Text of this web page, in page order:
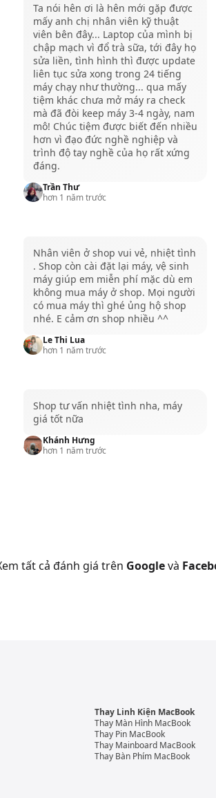
Ta nói hên ơi là hên mới gặp được
mấy anh chị nhân viên kỹ thuật
viên bên đây... Laptop của mình bị
chập mạch vì đổ trà sữa, tới đây họ
sửa liền, tình hình thì được update
liên tục sửa xong trong 24 tiếng
máy chạy như thường... qua mấy
tiệm khác chưa mở máy ra check
mà đã đòi keep máy 3-4 ngày, nam
mô! Chúc tiệm được biết đến nhiều
hơn vì đạo đức nghề nghiệp và
trình độ tay nghề của họ rất xứng
đáng.
Trần Thư
hơn 1 năm trước
Nhân viên ở shop vui vẻ, nhiệt tình
. Shop còn cài đặt lại máy, vệ sinh
máy giúp em miễn phí mặc dù em
không mua máy ở shop. Mọi người
có mua máy thì ghé ủng hộ shop
nhé. E cảm ơn shop nhiều ^^
Le Thi Lua
hơn 1 năm trước
Shop tư vấn nhiệt tình nha, máy
giá tốt nữa
Khánh Hưng
hơn 1 năm trước
tất cả đánh giá trên Googlevà
Thay Linh Kiện MacBook
Thay Màn Hình MacBook
Thay Pin MacBook
Thay Mainboard MacBook
Thay Bàn Phím MacBook